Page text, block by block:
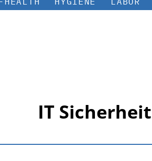
IT Sicherheit